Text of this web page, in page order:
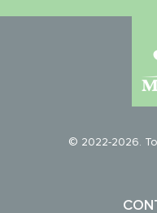
© 2022-2026.